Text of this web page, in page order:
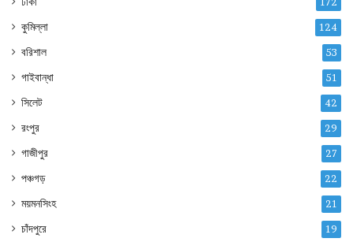
কুমিল্লা 124
বরিশাল 53
গাইবান্ধা 51
সিলেট 42
রংপুর 29
গাজীপুর 27
পঞ্চগড় 22
ময়মনসিংহ 21
চাঁদপুরে 19